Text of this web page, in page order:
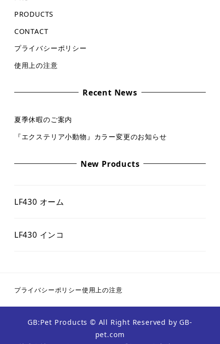
PRODUCTS
CONTACT
プライバシーポリシー
使用上の注意
Recent News
夏季休暇のご案内
『エクステリア小動物』カラー変更のお知らせ
New Products
LF430 オーム
LF430 インコ
プライバシーポリシー使用上の注意
GB:Pet Products © All Right Reserved by GB-
pet.com